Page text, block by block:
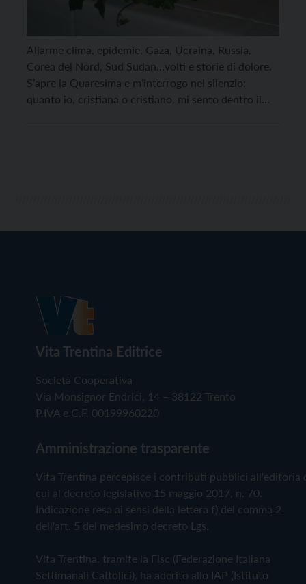
Allarme clima, epidemie, Gaza, Ucraina, Russia,
Corea del Nord, Sud Sudan…volti e storie di dolore.
S’apre la Quaresima e m’interrogo nel silenzio:
quanto io, cristiana o cristiano, mi sento dentro il
Vita Trentina Editrice
Società Cooperativa
Via Monsignor Endrici, 14 – 38122 Trento
P.IVA e C.F. 00199960220
Amministrazione trasparente
Vita Trentina percepisce i contributi pubblici all'editoria
cui al decreto legislativo 15 maggio 2017, n. 70.
Indicazione resa ai sensi della lettera f) del comma 2
dell'art. 5 del medesimo decreto Lgs.
Vita Trentina, tramite la Fisc (Federazione Italiana
Settimanali Cattolici), ha aderito allo IAP (Istituto